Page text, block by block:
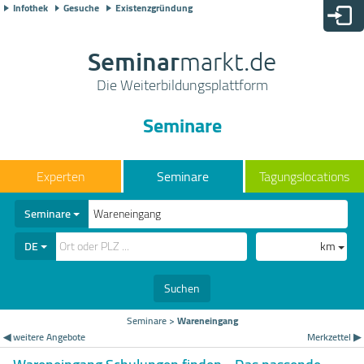
Infothek Gesuche Existenzgründung
Seminarmarkt.de
Die Weiterbildungsplattform
Seminare
Seminare Tagungslocations
Seminare
DE
km
Suchen
Seminare>Wareneingang
◀ weitere Angebote
Merkzettel ▶